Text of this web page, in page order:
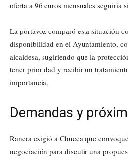
oferta a 96 euros mensuales seguiría
La portavoz comparó esta situación
disponibilidad en el Ayuntamiento,
alcaldesa, sugiriendo que la
tener prioridad y recibir un
importancia.
Demandas y
Ranera exigió a Chueca que
negociación para discutir una